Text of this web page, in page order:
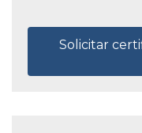
Solicitar